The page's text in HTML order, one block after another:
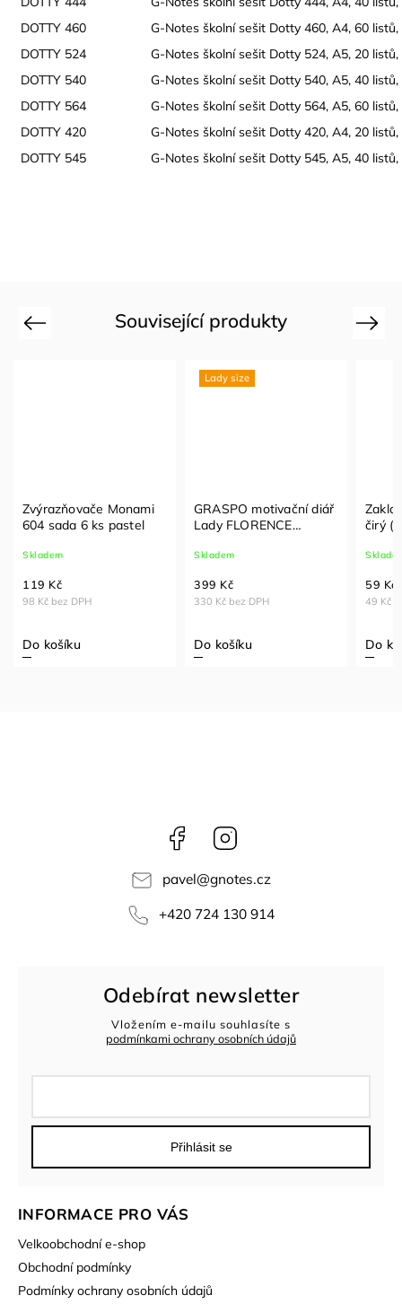
DOTTY 460
G-Notes školní sešit Dotty 460, A4, 60 listů,
DOTTY 524
G-Notes školní sešit Dotty 524, A5, 20
DOTTY 540
G-Notes školní sešit Dotty 540, A5, 40 listů,
DOTTY 564
G-Notes školní sešit Dotty 564, A5, 60
DOTTY 420
G-Notes školní sešit Dotty 420, A4, 20 listů,
DOTTY 545
G-Notes školní sešit Dotty 545, A5, 40
Související produkty
Previous
Zvýrazňovače Monami
604 sada 6 ks pastel
Skladem
98 Kč bez DPH
119 Kč
Do košíku
Lady size
GRASPO motivační diář
Lady FLORENCE
Skladem
330 Kč bez DPH
399 Kč
Do košíku
čirý
49 Kč
59 Kč
Do
Next
Facebook
pavel@gnotes.cz
+420 724 130 914
INFORMACE PRO VÁS
Velkoobchodní e-shop
Obchodní podmínky
Podmínky ochrany osobních údajů
Odebírat newsletter
Vložením e-mailu souhlasíte s
podmínkami ochrany osobních údajů
Přihlásit se